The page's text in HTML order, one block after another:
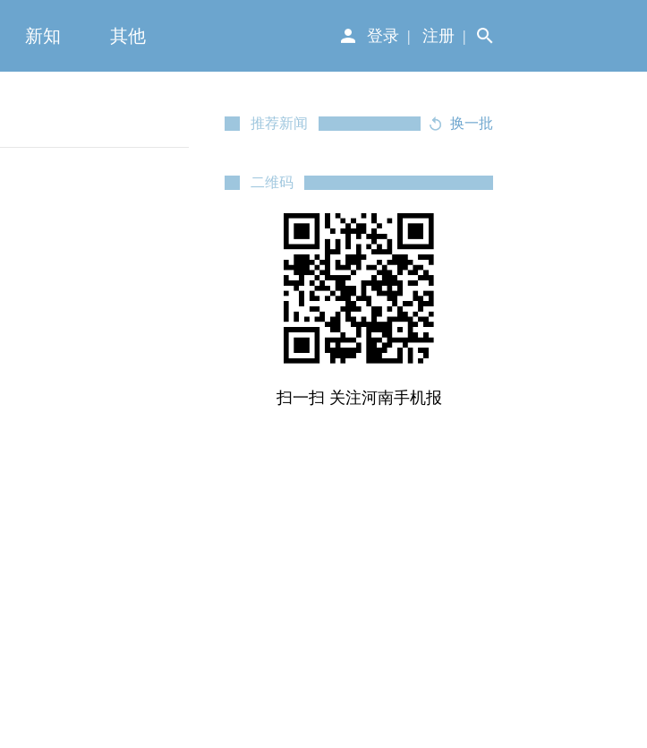
新知 其他 登录 注册
推荐新闻 换一批
二维码
扫一扫 关注河南手机报